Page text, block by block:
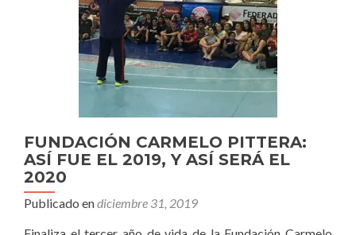
(100%
virtual)
FUNDACIÓN CARMELO PITTERA:
ASÍ FUE EL 2019, Y ASÍ SERÁ EL
2020
Publicado endiciembre 31, 2019